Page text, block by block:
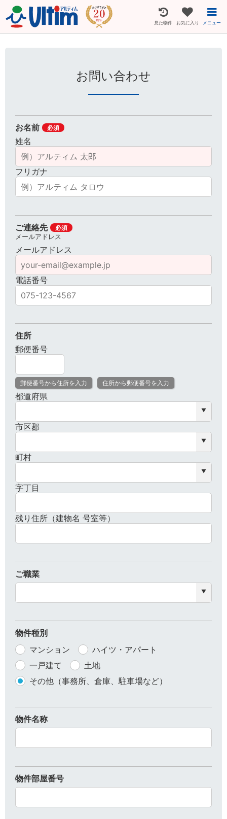
見た物件 お気に入り メニュー
お問い合わせ
お名前 必須
姓名
フリガナ
ご連絡先 必須
メールアドレス
メールアドレス
電話番号
住所
郵便番号
郵便番号から住所を入力 住所から郵便番号を入力
都道府県
市区郡
町村
字丁目
残り住所（建物名 号室等）
ご職業
物件種別
マンション
ハイツ・アパート
一戸建て
土地
その他（事務所、倉庫、駐車場など）
物件名称
物件部屋番号